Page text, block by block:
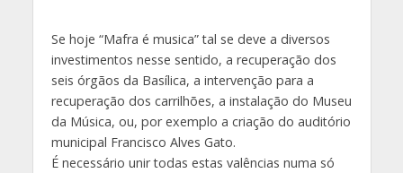
Se hoje “Mafra é musica” tal se deve a diversos
investimentos nesse sentido, a recuperação dos
seis órgãos da Basílica, a intervenção para a
recuperação dos carrilhões, a instalação do Museu
da Música, ou, por exemplo a criação do auditório
municipal Francisco Alves Gato.
É necessário unir todas estas valências numa só